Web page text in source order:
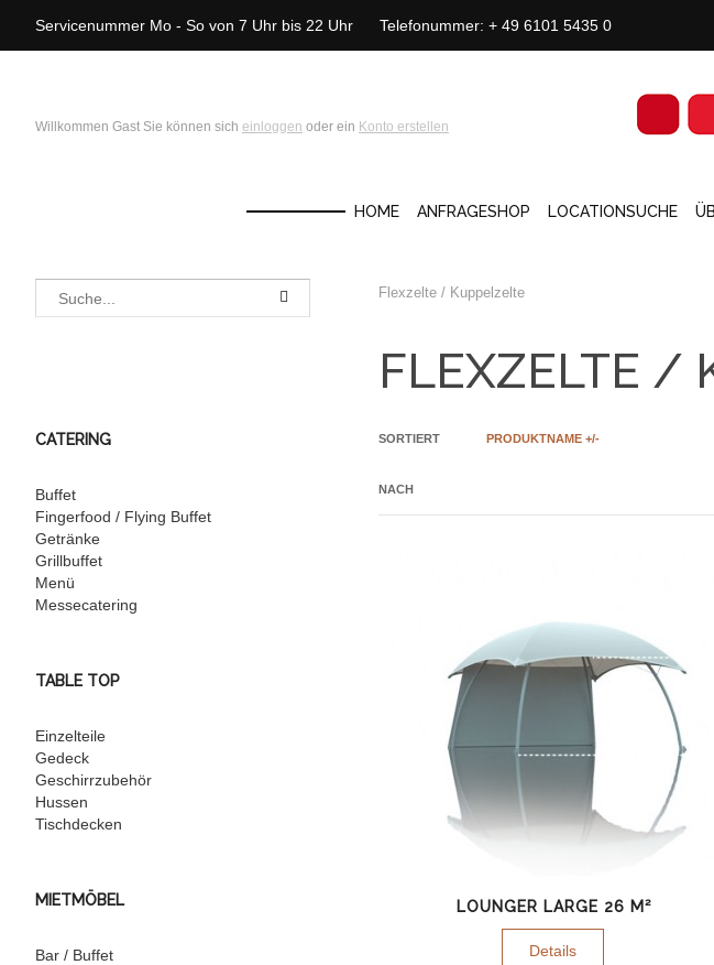
Servicenummer Mo - So von 7 Uhr bis 22 Uhr Telefonummer: + 49 6101 5435 0
Willkommen Gast Sie können sich einloggen oder ein Konto erstellen
HOME ANFRAGESHOP LOCATIONSUCHE
Flexzelte / Kuppelzelte
FLEXZELTE /
SORTIERT
NACH
PRODUKTNAME +/-
LOUNGER LARGE 26 M²
Details
CATERING
Buffet
Fingerfood / Flying Buffet
Getränke
Grillbuffet
Menü
Messecatering
TABLE TOP
Einzelteile
Gedeck
Geschirrzubehör
Hussen
Tischdecken
MIETMÖBEL
Bar / Buffet